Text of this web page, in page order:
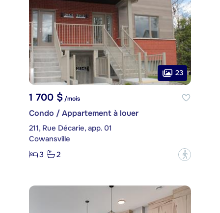
23
1 700 $ /mois
Condo / Appartement à louer
211, Rue Décarie, app. 01
Cowansville
3
2 ?